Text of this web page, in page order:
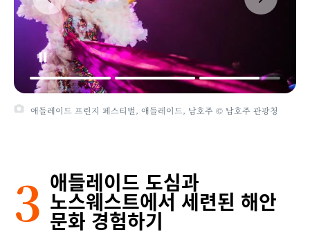
애들레이드 프린지 페스티벌, 애들레이드, 남호주 © 남호주 관광청
3 애들레이드 도심과
노스웨스트에서 세련된 해안
문화 경험하기